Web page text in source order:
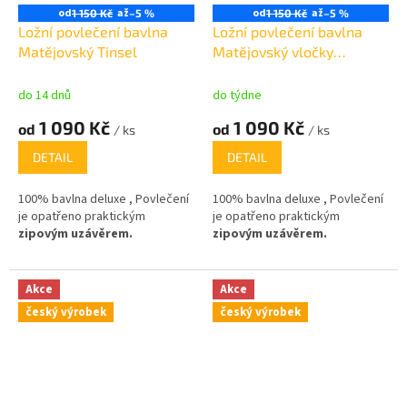
od1 150 Kč až–5 %
Ložní povlečení bavlna
Matějovský Tinsel
do 14 dnů
od 1 090 Kč / ks
DETAIL
100% bavlna deluxe , Povlečení
je opatřeno praktickým
zipovým uzávěrem.
od1 150 Kč až–5 %
Ložní povlečení bavlna
Matějovský vločky
do týdne
od 1 090 Kč / ks
DETAIL
100% bavlna deluxe , Povlečení
je opatřeno praktickým
zipovým uzávěrem.
Akce
český výrobek
Akce
český výrobek